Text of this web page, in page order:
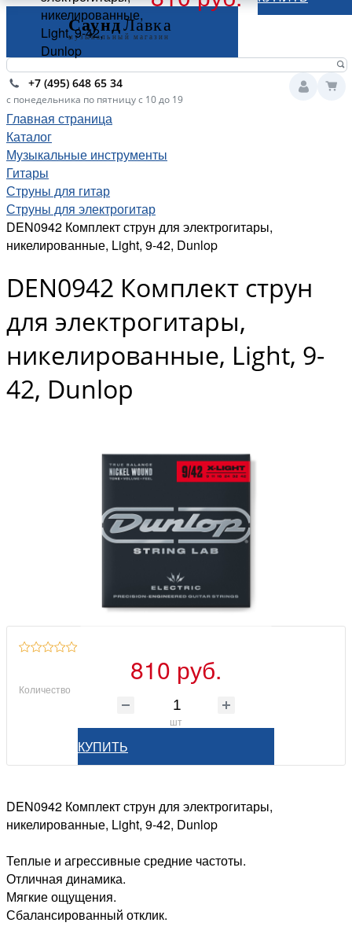
+7 (495) 648 65 34
с понедельника по пятницу с 10 до 19
Главная страница
Каталог
Музыкальные инструменты
Гитары
Струны для гитар
Струны для электрогитар
DEN0942 Комплект струн для электрогитары,
никелированные, Light, 9-42, Dunlop
DEN0942 Комплект струн
для электрогитары,
никелированные, Light, 9-
42, Dunlop
810 руб.
Количество
шт
КУПИТЬ
DEN0942 Комплект струн для электрогитары,
никелированные, Light, 9-42, Dunlop
Теплые и агрессивные средние частоты.
Отличная динамика.
Мягкие ощущения.
Сбалансированный отклик.
никелированные,
Light, 9-42,
Dunlop